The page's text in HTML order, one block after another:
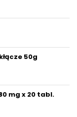
50g
mg x 20 tabl.